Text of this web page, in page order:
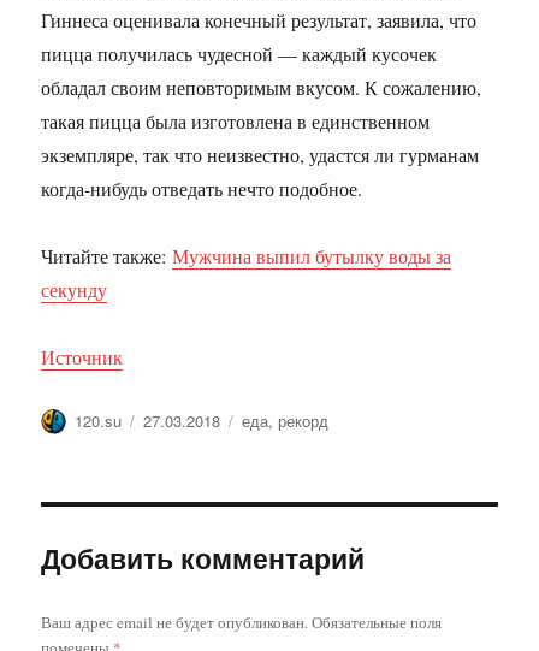
Гиннеса оценивала конечный результат, заявила, что
пицца получилась чудесной — каждый кусочек
обладал своим неповторимым вкусом. К сожалению,
такая пицца была изготовлена в единственном
экземпляре, так что неизвестно, удастся ли гурманам
когда-нибудь отведать нечто подобное.
Читайте также:Мужчина выпил бутылку воды за
секунду
Источник
Автор
120.su Опубликовано
27.03.2018 Метки
еда, рекорд
Добавить комментарий
Ваш адрес email не будет опубликован.Обязательные поля